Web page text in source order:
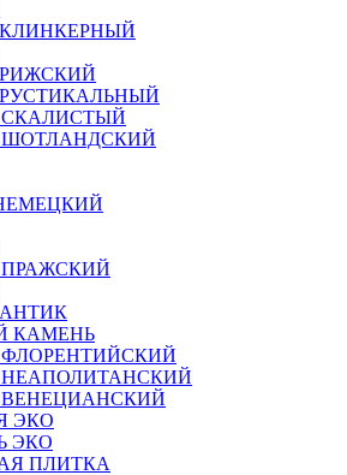
КАМЕНЬ
ЭКО
ЭКО
ПЛИТКА